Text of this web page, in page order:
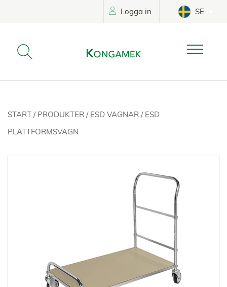
Logga in SE
START / PRODUKTER / ESD VAGNAR / ESD
PLATTFORMSVAGN